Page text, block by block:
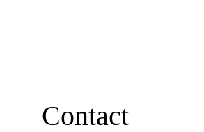
Contact